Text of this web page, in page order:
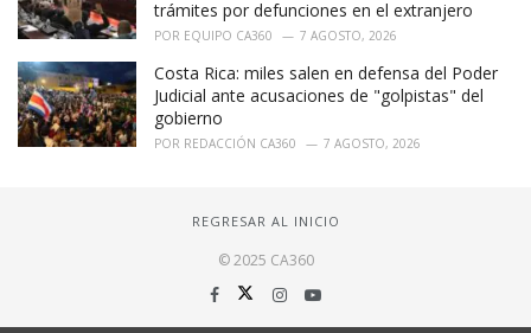
trámites por defunciones en el extranjero
POR EQUIPO CA360 7 AGOSTO, 2026
Costa Rica: miles salen en defensa del Poder
Judicial ante acusaciones de "golpistas" del
gobierno
POR REDACCIÓN CA360 7 AGOSTO, 2026
REGRESAR AL INICIO
© 2025 CA360